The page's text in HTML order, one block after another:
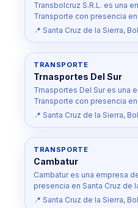
Transbolcruz S.R.L. es una
Transporte con presencia
📍 Santa Cruz de la Sierra,
TRANSPORTE
Trnasportes Del Sur
Trnasportes Del Sur es una
Transporte con presencia
📍 Santa Cruz de la Sierra,
TRANSPORTE
Cambatur
Cambatur es una empresa
presencia en Santa Cruz de
📍 Santa Cruz de la Sierra,